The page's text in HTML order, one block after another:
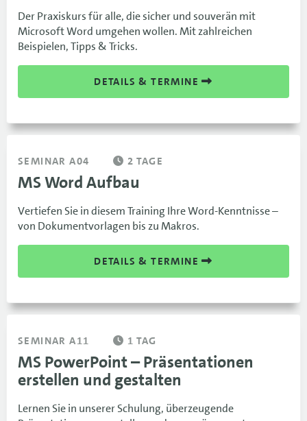
Der Praxiskurs für alle, die sicher und souverän mit
Microsoft Word umgehen wollen. Mit zahlreichen
Beispielen, Tipps & Tricks.
DETAILS & TERMINE
SEMINAR A04 2 TAGE
MS Word Aufbau
Vertiefen Sie in diesem Training Ihre Word-Kenntnisse –
von Dokumentvorlagen bis zu Makros.
DETAILS & TERMINE
SEMINAR A11 1 TAG
MS PowerPoint – Präsentationen
erstellen und gestalten
Lernen Sie in unserer Schulung, überzeugende